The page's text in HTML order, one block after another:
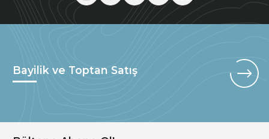
Bayilik ve Toptan Satış